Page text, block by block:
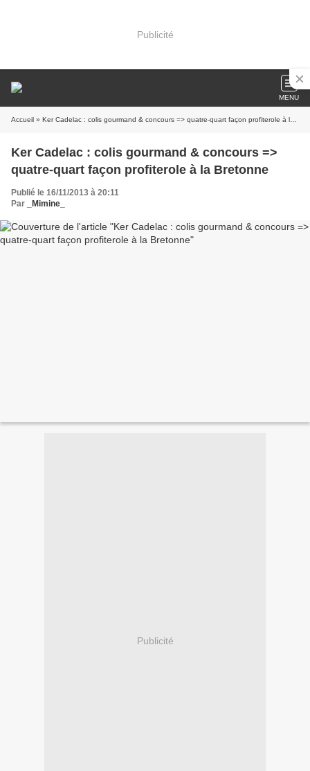
Publicité
MENU
Accueil » Ker Cadelac : colis gourmand & concours => quatre-quart façon profiterole à la Bretonne
Ker Cadelac : colis gourmand & concours =>
quatre-quart façon profiterole à la Bretonne
Publié le 16/11/2013 à 20:11
Par
_Mimine_
Publicité